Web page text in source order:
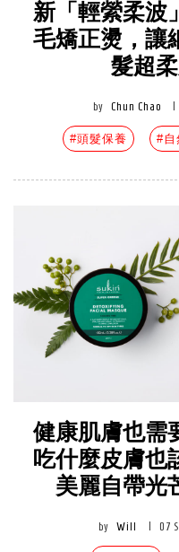
新「輕縈柔波
毛矯正燙，讓
髮超
by Chun Chao
#頭髮保養 #自
健康肌膚也需
吃什麼皮膚也
美麗自帶光
by Will 07